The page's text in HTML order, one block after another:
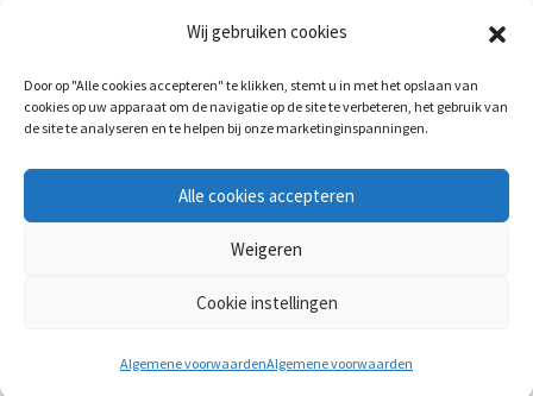
Wij gebruiken cookies
Door op "Alle cookies accepteren" te klikken, stemt u in met het opslaan van
cookies op uw apparaat om de navigatie op de site te verbeteren, het gebruik van
de site te analyseren en te helpen bij onze marketinginspanningen.
Alle cookies accepteren
Weigeren
Cookie instellingen
Algemene voorwaardenAlgemene voorwaarden
Contact
F
c
b
o
o
k
I
s
a
r
a
020-244 0190
post@bitterbalbezorgen.nl
KvK. 91281385